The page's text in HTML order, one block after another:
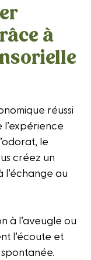
à
réussi
l’expérience
le
créez un
au
à l’aveugle ou
l’écoute et